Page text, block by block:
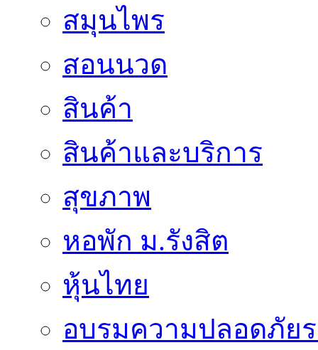
สมุนไพร
สอนนวด
สินค้า
สินค้าและบริการ
สุขภาพ
หอพัก ม.รังสิต
หุ้นไทย
อบรมความปลอดภัย